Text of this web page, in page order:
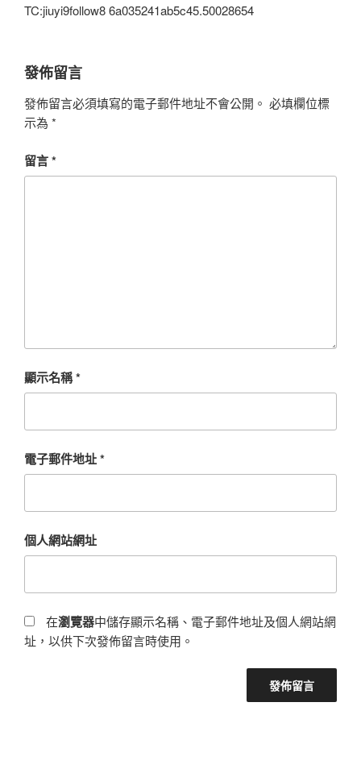
TC:jiuyi9follow8 6a035241ab5c45.50028654
發佈留言
發佈留言必須填寫的電子郵件地址不會公開。 必填欄位標
示為 *
留言*
顯示名稱*
電子郵件地址*
個人網站網址
在瀏覽器中儲存顯示名稱、電子郵件地址及個人網站網
址，以供下次發佈留言時使用。